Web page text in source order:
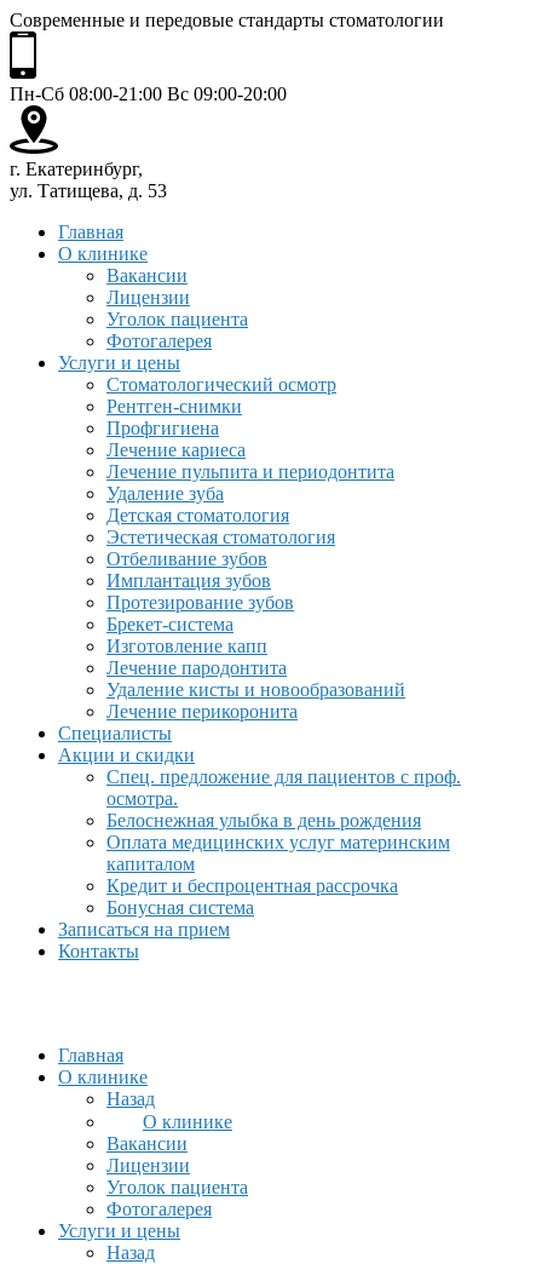
Современные и передовые стандарты стоматологии
Пн-Сб 08:00-21:00 Вс 09:00-20:00
г. Екатеринбург,
ул. Татищева, д. 53
Главная
О клинике
Вакансии
Лицензии
Уголок пациента
Фотогалерея
Услуги и цены
Стоматологический осмотр
Рентген-снимки
Профгигиена
Лечение кариеса
Лечение пульпита и периодонтита
Удаление зуба
Детская стоматология
Эстетическая стоматология
Отбеливание зубов
Имплантация зубов
Протезирование зубов
Брекет-система
Изготовление капп
Лечение пародонтита
Удаление кисты и новообразований
Лечение перикоронита
Специалисты
Акции и скидки
Спец. предложение для пациентов с проф.
осмотра.
Белоснежная улыбка в день рождения
Оплата медицинских услуг материнским
капиталом
Кредит и беспроцентная рассрочка
Бонусная система
Записаться на прием
Контакты
Главная
О клинике
Назад
О клинике
Вакансии
Лицензии
Уголок пациента
Фотогалерея
Услуги и цены
Назад